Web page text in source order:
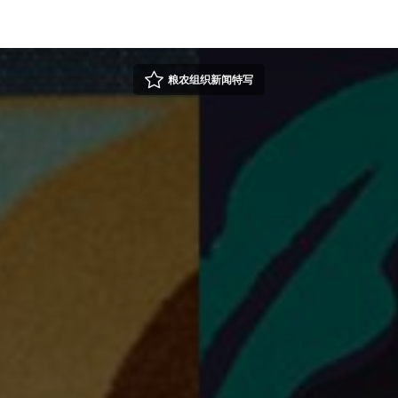
粮农组织新闻特写